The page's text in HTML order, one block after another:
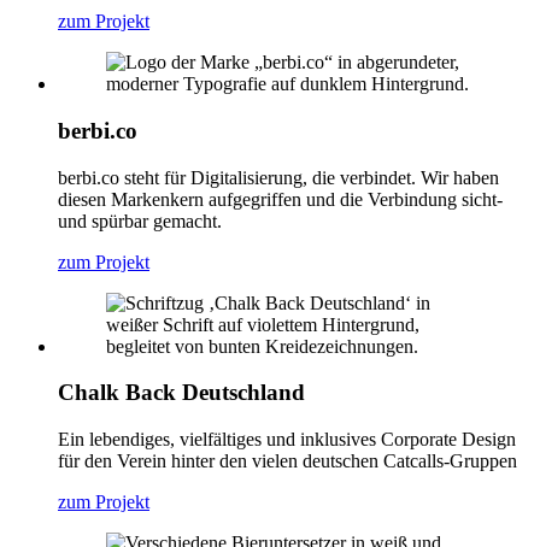
zum Projekt
berbi.co
berbi.co steht für Digitalisierung, die verbindet. Wir haben
diesen Markenkern aufgegriffen und die Verbindung sicht-
und spürbar gemacht.
zum Projekt
Chalk Back Deutschland
Ein lebendiges, vielfältiges und inklusives Corporate Design
für den Verein hinter den vielen deutschen Catcalls-Gruppen
zum Projekt